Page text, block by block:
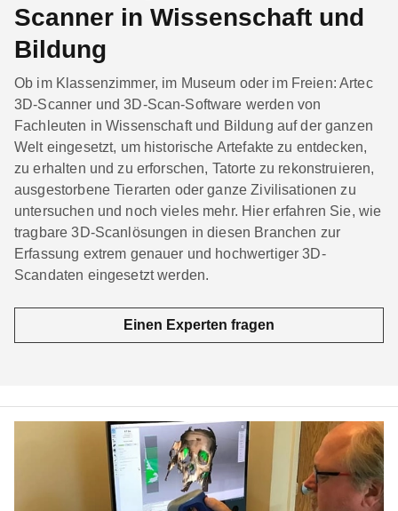
Scanner in Wissenschaft und
Bildung
Ob im Klassenzimmer, im Museum oder im Freien: Artec
3D-Scanner und 3D-Scan-Software werden von
Fachleuten in Wissenschaft und Bildung auf der ganzen
Welt eingesetzt, um historische Artefakte zu entdecken,
zu erhalten und zu erforschen, Tatorte zu rekonstruieren,
ausgestorbene Tierarten oder ganze Zivilisationen zu
untersuchen und noch vieles mehr. Hier erfahren Sie, wie
tragbare 3D-Scanlösungen in diesen Branchen zur
Erfassung extrem genauer und hochwertiger 3D-
Scandaten eingesetzt werden.
Einen Experten fragen